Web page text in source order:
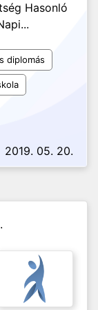
Hasonló
diplomás
2019. 05. 20.